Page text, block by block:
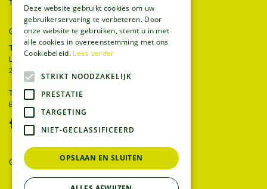
Toon alle openingstijden
CONTACT
Tuincentrum Thiels
Liersesteenweg 68
2221 Heist-op-den-berg
T.
015 22 27 52
E.
GEEF UW MENING
Deze website gebruikt cookies om uw
gebruikerservaring te verbeteren. Door
onze website te gebruiken, stemt u in met
alle cookies in overeenstemming met ons
Cookiebeleid. Lees verder
STRIKT NOODZAKELIJK
PRESTATIE
TARGETING
NIET-GECLASSIFICEERD
OPSLAAN EN SLUITEN